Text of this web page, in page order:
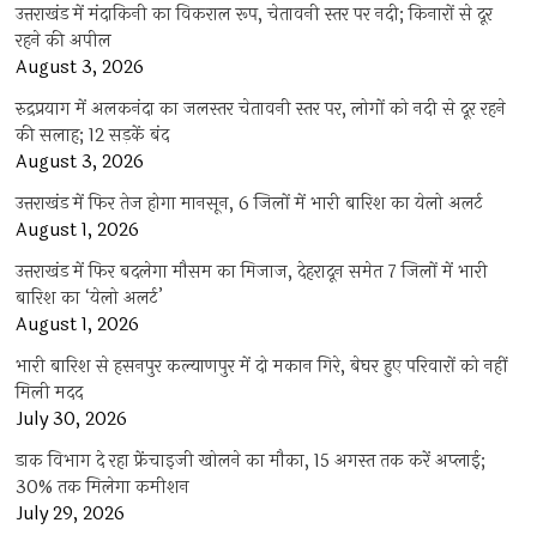
उत्तराखंड में मंदाकिनी का विकराल रूप, चेतावनी स्तर पर नदी; किनारों से दूर
रहने की अपील
August 3, 2026
रुद्रप्रयाग में अलकनंदा का जलस्तर चेतावनी स्तर पर, लोगों को नदी से दूर रहने
की सलाह; 12 सड़कें बंद
August 3, 2026
उत्तराखंड में फिर तेज होगा मानसून, 6 जिलों में भारी बारिश का येलो अलर्ट
August 1, 2026
उत्तराखंड में फिर बदलेगा मौसम का मिजाज, देहरादून समेत 7 जिलों में भारी
बारिश का ‘येलो अलर्ट’
August 1, 2026
भारी बारिश से हसनपुर कल्याणपुर में दो मकान गिरे, बेघर हुए परिवारों को नहीं
मिली मदद
July 30, 2026
डाक विभाग दे रहा फ्रेंचाइजी खोलने का मौका, 15 अगस्त तक करें अप्लाई;
30% तक मिलेगा कमीशन
July 29, 2026